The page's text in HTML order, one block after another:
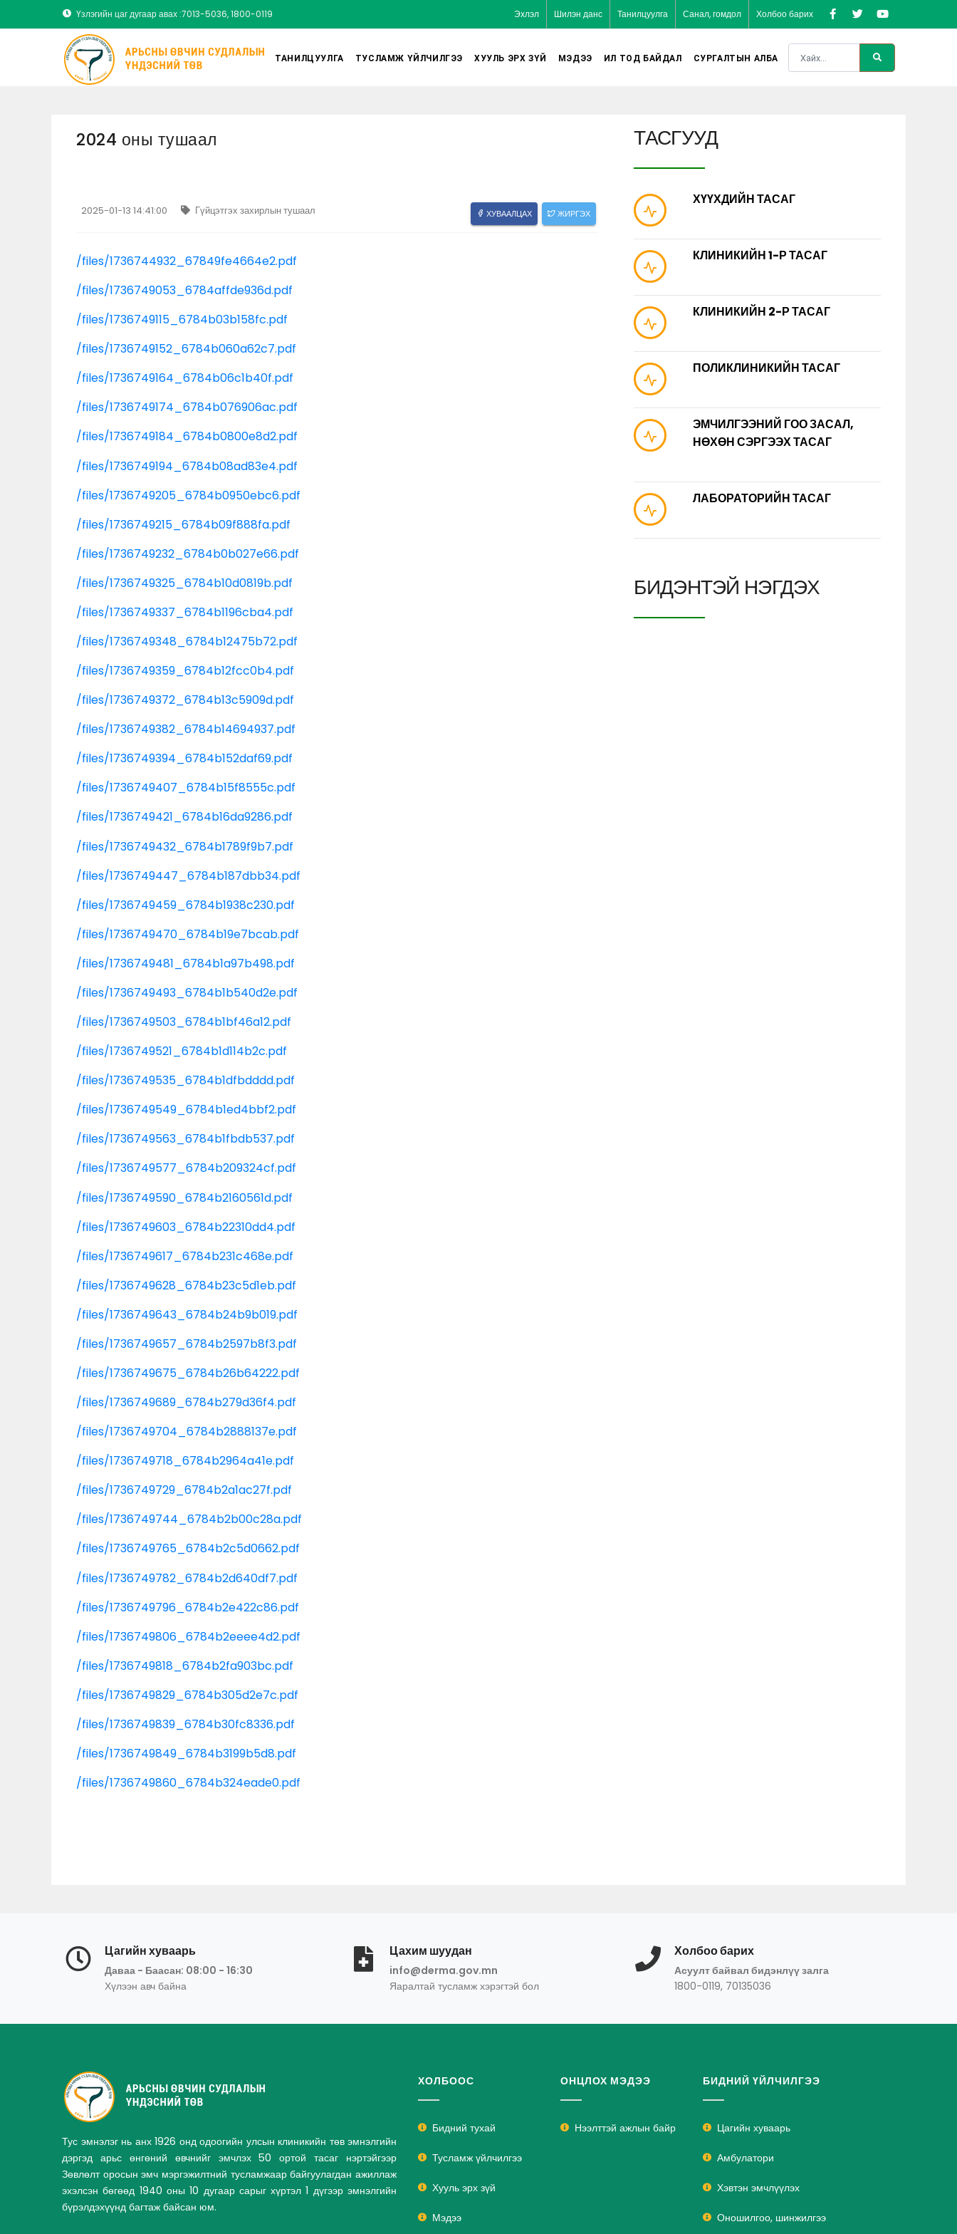
Үзлэгийн цаг дугаар авах :7013-5036, 1800-0119 Эхлэл Шилэн данс Танилцуулга Санал, гомдол Холбоо барих
ТАНИЛЦУУЛГА ТУСЛАМЖ ҮЙЛЧИЛГЭЭ ХУУЛЬ ЭРХ ЗҮЙ МЭДЭЭ ИЛ ТОД БАЙДАЛ СУРГАЛТЫН АЛБА
2024 оны тушаал
2025-01-13 14:41:00 Гүйцэтгэх захирлын тушаал ХУВААЛЦАХ ЖИРГЭХ
/files/1736744932_67849fe4664e2.pdf
/files/1736749053_6784affde936d.pdf
/files/1736749115_6784b03b158fc.pdf
/files/1736749152_6784b060a62c7.pdf
/files/1736749164_6784b06c1b40f.pdf
/files/1736749174_6784b076906ac.pdf
/files/1736749184_6784b0800e8d2.pdf
/files/1736749194_6784b08ad83e4.pdf
/files/1736749205_6784b0950ebc6.pdf
/files/1736749215_6784b09f888fa.pdf
/files/1736749232_6784b0b027e66.pdf
/files/1736749325_6784b10d0819b.pdf
/files/1736749337_6784b1196cba4.pdf
/files/1736749348_6784b12475b72.pdf
/files/1736749359_6784b12fcc0b4.pdf
/files/1736749372_6784b13c5909d.pdf
/files/1736749382_6784b14694937.pdf
/files/1736749394_6784b152daf69.pdf
/files/1736749407_6784b15f8555c.pdf
/files/1736749421_6784b16da9286.pdf
/files/1736749432_6784b1789f9b7.pdf
/files/1736749447_6784b187dbb34.pdf
/files/1736749459_6784b1938c230.pdf
/files/1736749470_6784b19e7bcab.pdf
/files/1736749481_6784b1a97b498.pdf
/files/1736749493_6784b1b540d2e.pdf
/files/1736749503_6784b1bf46a12.pdf
/files/1736749521_6784b1d114b2c.pdf
/files/1736749535_6784b1dfbdddd.pdf
/files/1736749549_6784b1ed4bbf2.pdf
/files/1736749563_6784b1fbdb537.pdf
/files/1736749577_6784b209324cf.pdf
/files/1736749590_6784b2160561d.pdf
/files/1736749603_6784b22310dd4.pdf
/files/1736749617_6784b231c468e.pdf
/files/1736749628_6784b23c5d1eb.pdf
/files/1736749643_6784b24b9b019.pdf
/files/1736749657_6784b2597b8f3.pdf
/files/1736749675_6784b26b64222.pdf
/files/1736749689_6784b279d36f4.pdf
/files/1736749704_6784b2888137e.pdf
/files/1736749718_6784b2964a41e.pdf
/files/1736749729_6784b2a1ac27f.pdf
/files/1736749744_6784b2b00c28a.pdf
/files/1736749765_6784b2c5d0662.pdf
/files/1736749782_6784b2d640df7.pdf
/files/1736749796_6784b2e422c86.pdf
/files/1736749806_6784b2eeee4d2.pdf
/files/1736749818_6784b2fa903bc.pdf
/files/1736749829_6784b305d2e7c.pdf
/files/1736749839_6784b30fc8336.pdf
/files/1736749849_6784b3199b5d8.pdf
/files/1736749860_6784b324eade0.pdf
ТАСГУУД
ХҮҮХДИЙН ТАСАГ
КЛИНИКИЙН 1-Р ТАСАГ
КЛИНИКИЙН 2-Р ТАСАГ
ПОЛИКЛИНИКИЙН ТАСАГ
ЭМЧИЛГЭЭНИЙ ГОО ЗАСАЛ,
НӨХӨН СЭРГЭЭХ ТАСАГ
ЛАБОРАТОРИЙН ТАСАГ
БИДЭНТЭЙ НЭГДЭХ
Цагийн хуваарь
Даваа - Баасан: 08:00 - 16:30
Хүлээн авч байна
Цахим шуудан
info@derma.gov.mn
Яаралтай тусламж хэрэгтэй бол
Холбоо барих
Асуулт байвал бидэнлүү залга
1800-0119, 70135036
Тус эмнэлэг нь анх 1926 онд одоогийн улсын клиникийн төв эмнэлгийн
дэргэд арьс өнгөний өвчнийг эмчлэх 50 ортой тасаг нэртэйгээр
Зөвлөлт оросын эмч мэргэжилтний тусламжаар байгуулагдан ажиллаж
эхэлсэн бөгөөд 1940 оны 10 дугаар сарыг хүртэл 1 дүгээр эмнэлгийн
бүрэлдэхүүнд багтаж байсан юм.
ХОЛБООС
Бидний тухай
Тусламж үйлчилгээ
Хууль эрх зүй
Мэдээ
ОНЦЛОХ МЭДЭЭ
Нээлттэй ажлын байр
БИДНИЙ ҮЙЛЧИЛГЭЭ
Цагийн хуваарь
Амбулатори
Хэвтэн эмчлүүлэх
Оношилгоо, шинжилгээ